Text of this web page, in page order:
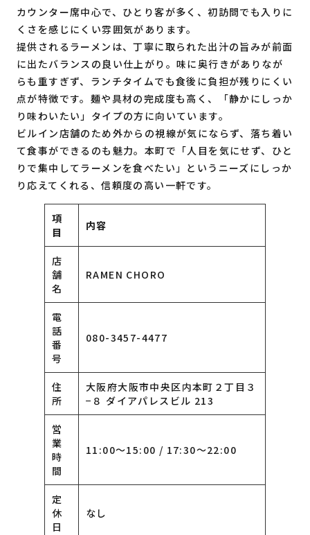
カウンター席中心で、ひとり客が多く、初訪問でも入りに
くさを感じにくい雰囲気があります。
提供されるラーメンは、丁寧に取られた出汁の旨みが前面
に出たバランスの良い仕上がり。味に奥行きがありなが
らも重すぎず、ランチタイムでも食後に負担が残りにくい
点が特徴です。麺や具材の完成度も高く、「静かにしっか
り味わいたい」タイプの方に向いています。
ビルイン店舗のため外からの視線が気にならず、落ち着い
て食事ができるのも魅力。本町で「人目を気にせず、ひと
りで集中してラーメンを食べたい」というニーズにしっか
り応えてくれる、信頼度の高い一軒です。
項
目
内容
店
舗
名
RAMEN CHORO
電
話
番
号
080-3457-4477
住
所
大阪府大阪市中央区内本町２丁目３
−８ ダイアパレスビル 213
営
業
時
間
11:00〜15:00 / 17:30〜22:00
定
休
日
なし